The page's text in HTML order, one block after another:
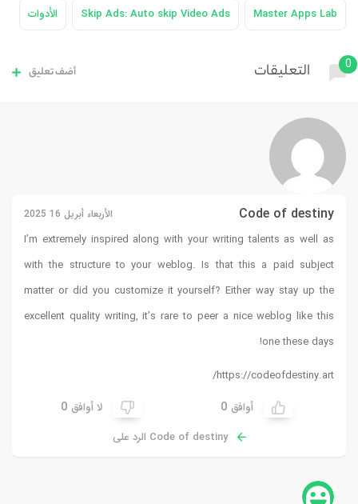
Master Apps Lab
Skip Ads: Auto skip Video Ads الأدوات
0 التعليقات أضف تعليق
Code of destiny الأربعاء أبريل 16 2025
I’m extremely inspired along with your writing talents as well as
with the structure to your weblog. Is that this a paid subject
matter or did you customize it yourself? Either way stay up the
excellent quality writing, it’s rare to peer a nice weblog like this
one these days
!
https://codeofdestiny.art/
أوافق 0 لا أوافق 0
Code of destiny الرد على